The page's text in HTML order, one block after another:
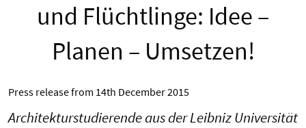
und Flüchtlinge: Idee –
Planen – Umsetzen!
Press release from 14th December 2015
Architekturstudierende aus der Leibniz Universität